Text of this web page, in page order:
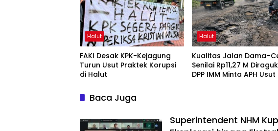
Halut
FAKI Desak KPK-Kejagung
Turun Usut Praktek Korupsi
di Halut
Halut
Kualitas Jalan
Senilai Rp11,27 M
DPP IMM Minta APH Usut
Baca Juga
Superintendent NHM